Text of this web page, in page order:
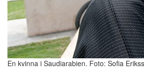
En kvinna i Saudiarabien. Foto: Sofia